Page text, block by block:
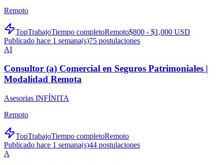
Remoto
TopTrabajoTiempo completoRemoto$800 - $1,000 USD
Publicado hace 1 semana(s)75 postulaciones
AI
Consultor (a) Comercial en Seguros Patrimoniales |
Modalidad Remota
Asesorias INFÍNITA
Remoto
TopTrabajoTiempo completoRemoto
Publicado hace 1 semana(s)44 postulaciones
A